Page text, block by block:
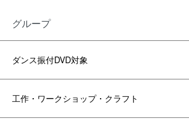
グループ
ダンス振付DVD対象
工作・ワークショップ・クラフト